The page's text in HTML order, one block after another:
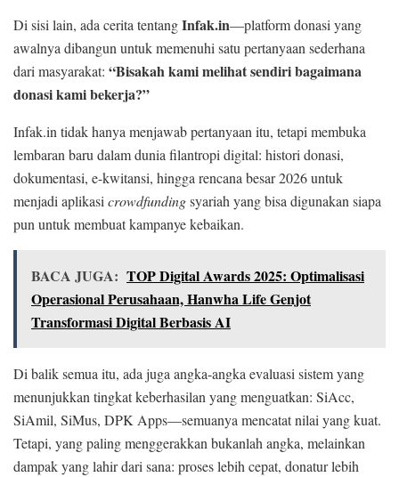
Di sisi lain, ada cerita tentangInfak.in—platform donasi yang
awalnya dibangun untuk memenuhi satu pertanyaan sederhana
dari masyarakat: “Bisakah kami melihat sendiri bagaimana
donasi kami bekerja?”
Infak.in tidak hanya menjawab pertanyaan itu, tetapi membuka
lembaran baru dalam dunia filantropi digital: histori donasi,
dokumentasi, e-kwitansi, hingga rencana besar 2026 untuk
menjadi aplikasi crowdfundingsyariah yang bisa digunakan siapa
pun untuk membuat kampanye kebaikan.
BACA JUGA: TOP Digital Awards 2025: Optimalisasi
Operasional Perusahaan, Hanwha Life Genjot
Transformasi Digital Berbasis AI
Di balik semua itu, ada juga angka-angka evaluasi sistem yang
menunjukkan tingkat keberhasilan yang menguatkan: SiAcc,
SiAmil, SiMus, DPK Apps—semuanya mencatat nilai yang kuat.
Tetapi, yang paling menggerakkan bukanlah angka, melainkan
dampak yang lahir dari sana: proses lebih cepat, donatur lebih